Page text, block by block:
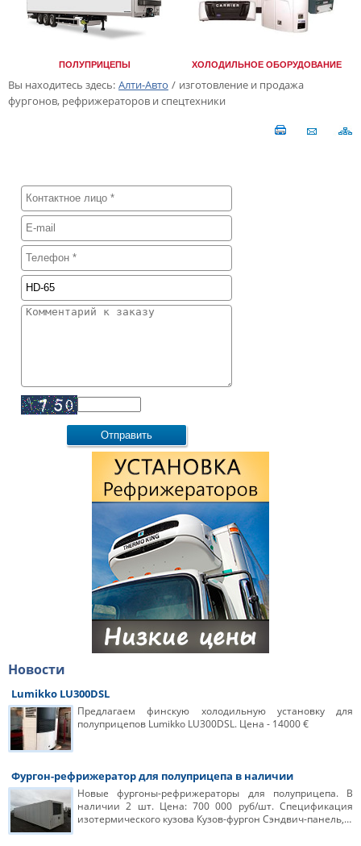
ПОЛУПРИЦЕПЫ ХОЛОДИЛЬНОЕ ОБОРУДОВАНИЕ
Вы находитесь здесь: Алти-Авто / изготовление и продажа
фургонов, рефрижераторов и спецтехники
Новости
Lumikko LU300DSL
Предлагаем финскую холодильную установку для
полуприцепов Lumikko LU300DSL. Цена - 14000 €
Фургон-рефрижератор для полуприцепа в наличии
Новые фургоны-рефрижераторы для полуприцепа. В
наличии 2 шт. Цена: 700 000 руб/шт. Спецификация
изотермического кузова Кузов-фургон Сэндвич-панель,…